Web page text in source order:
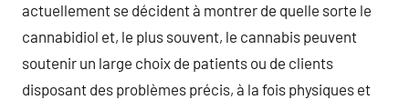
actuellement se décident à montrer de quelle sorte le
cannabidiol et, le plus souvent, le cannabis peuvent
soutenir un large choix de patients ou de clients
disposant des problèmes précis, à la fois physiques et